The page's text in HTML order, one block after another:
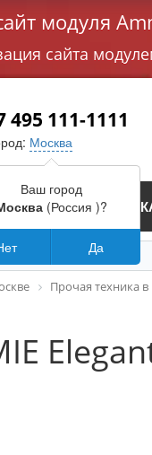
модуля
сайта
495 111-1111
Москва
Прочая техника
Ваш город
(Россия )?
Да